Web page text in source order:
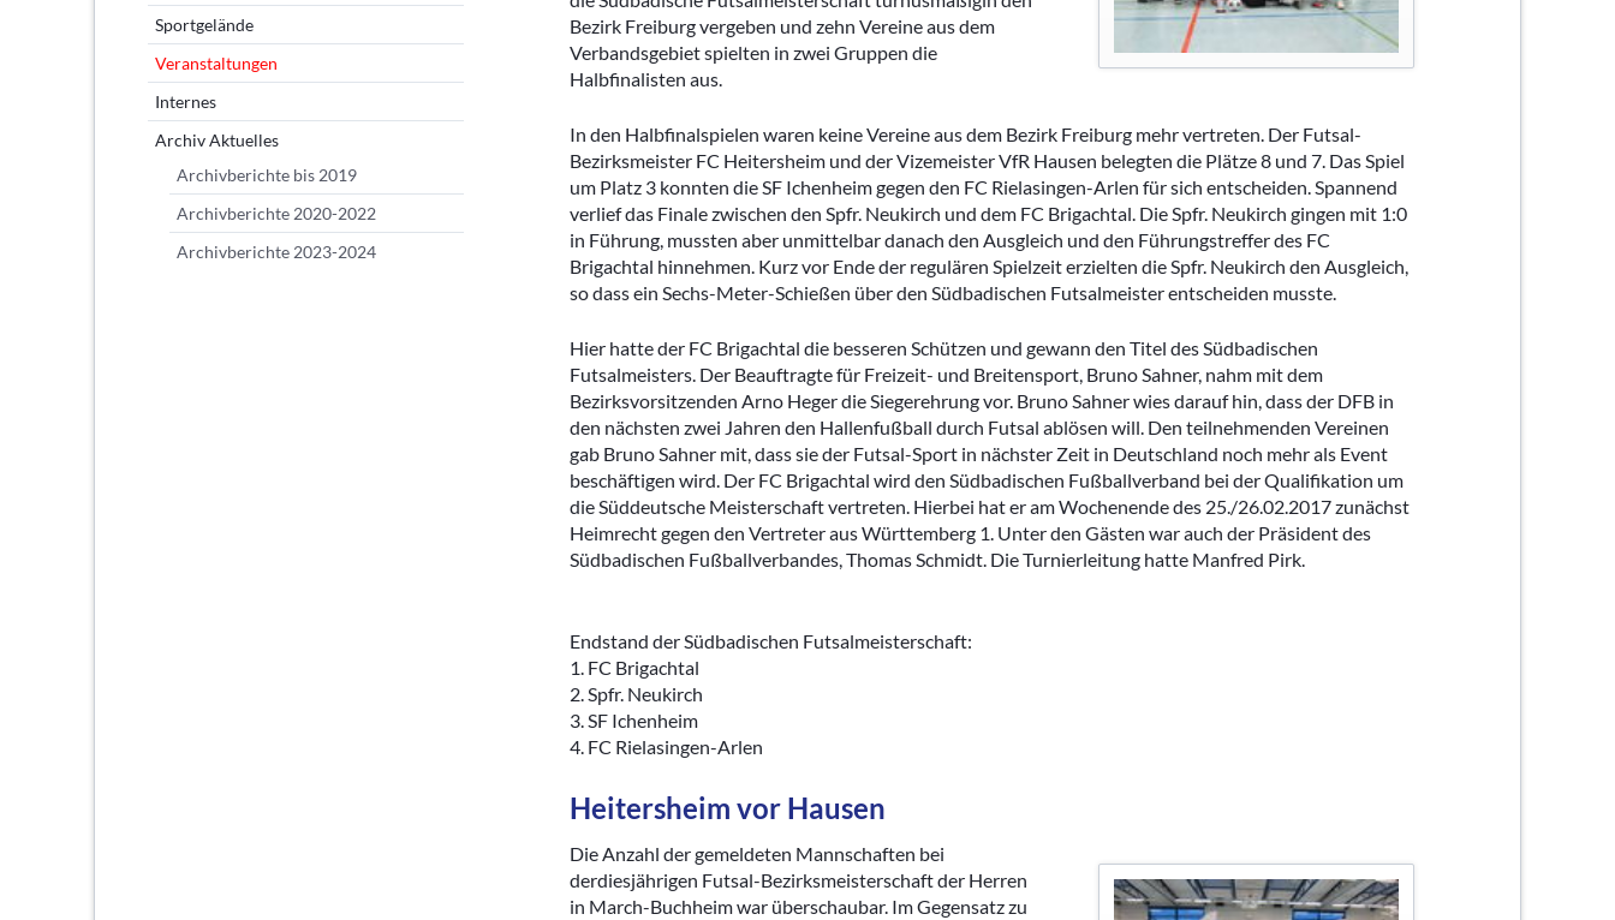
Archivberichte 2023-2024
Kleinfeldturniere
Fasnacht
Diverse
Bezirk Freiburg vergeben und zehn Vereine aus dem
Verbandsgebiet spielten in zwei Gruppen die
Halbfinalisten aus.
In den Halbfinalspielen waren keine Vereine aus dem Bezirk Freiburg mehr vertreten. Der Futsal-
Bezirksmeister FC Heitersheim und der Vizemeister VfR Hausen belegten die Plätze 8 und 7. Das Spiel
um Platz 3 konnten die SF Ichenheim gegen den FC Rielasingen-Arlen für sich entscheiden. Spannend
verlief das Finale zwischen den Spfr. Neukirch und dem FC Brigachtal. Die Spfr. Neukirch gingen mit 1:0
in Führung, mussten aber unmittelbar danach den Ausgleich und den Führungstreffer des FC
Brigachtal hinnehmen. Kurz vor Ende der regulären Spielzeit erzielten die Spfr. Neukirch den Ausgleich,
so dass ein Sechs-Meter-Schießen über den Südbadischen Futsalmeister entscheiden musste.
Hier hatte der FC Brigachtal die besseren Schützen und gewann den Titel des Südbadischen
Futsalmeisters. Der Beauftragte für Freizeit- und Breitensport, Bruno Sahner, nahm mit dem
Bezirksvorsitzenden Arno Heger die Siegerehrung vor. Bruno Sahner wies darauf hin, dass der DFB in
den nächsten zwei Jahren den Hallenfußball durch Futsal ablösen will. Den teilnehmenden Vereinen
gab Bruno Sahner mit, dass sie der Futsal-Sport in nächster Zeit in Deutschland noch mehr als Event
beschäftigen wird. Der FC Brigachtal wird den Südbadischen Fußballverband bei der Qualifikation um
die Süddeutsche Meisterschaft vertreten. Hierbei hat er am Wochenende des 25./26.02.2017 zunächst
Heimrecht gegen den Vertreter aus Württemberg 1. Unter den Gästen war auch der Präsident des
Südbadischen Fußballverbandes, Thomas Schmidt. Die Turnierleitung hatte Manfred Pirk.
Endstand der Südbadischen Futsalmeisterschaft:
1. FC Brigachtal
2. Spfr. Neukirch
3. SF Ichenheim
4. FC Rielasingen-Arlen
Heitersheim vor Hausen
Die Anzahl der gemeldeten Mannschaften bei
derdiesjährigen Futsal-Bezirksmeisterschaft der Herren
in March-Buchheim war überschaubar. Im Gegensatz zu
Sportgelände
Veranstaltungen
Internes
Archiv Aktuelles
Archivberichte bis 2019
Archivberichte 2020-2022
Archivberichte 2023-2024